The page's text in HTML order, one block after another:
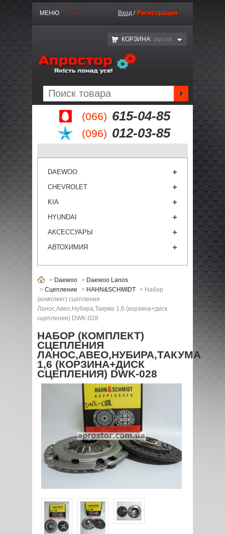
(066) 615-04-85
(096) 012-03-85
МЕНЮ Вход / Регистрация
КОРЗИНА: (пустo)
DAEWOO
CHEVROLET
KIA
HYUNDAI
АКСЕССУАРЫ
АВТОХИМИЯ
> Daewoo > Daewoo Lanos
> Сцепление > HAHN&SCHMIDT > Набор
(комплект) сцепления
Ланос,Авео,Нубира,Такума 1,6 (корзина+диск
сцепления) DWK-028
НАБОР (КОМПЛЕКТ)
СЦЕПЛЕНИЯ
ЛАНОС,АВЕО,НУБИРА,ТАКУМА
1,6 (КОРЗИНА+ДИСК
СЦЕПЛЕНИЯ) DWK-028